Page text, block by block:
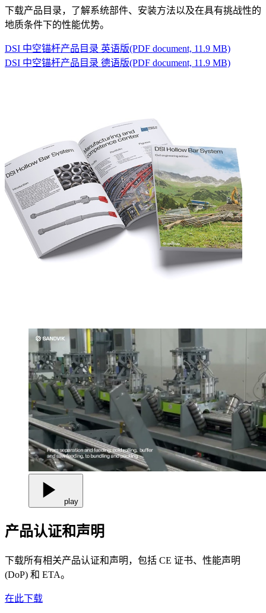
下载产品目录，了解系统部件、安装方法以及在具有挑战性的
地质条件下的性能优势。
DSI 中空锚杆产品目录 英语版(PDF document, 11.9 MB)
DSI 中空锚杆产品目录 德语版(PDF document, 11.9 MB)
play
产品认证和声明
下载所有相关产品认证和声明，包括 CE 证书、性能声明
(DoP) 和 ETA。
在此下载